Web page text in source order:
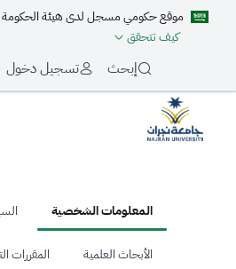
موقع حكومي مسجل لدى هيئة الحكومة
كيف تتحقق
إبحث تسجيل دخول
المعلومات الشخصية
الأبحاث العلمية المقررات